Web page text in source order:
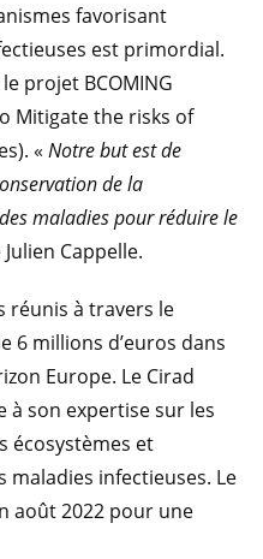
favorisant
est primordial.
projet BCOMING
Mitigate the risks of
« Notre but est de
de la
maladies pour réduire le
Cappelle.
réunis à travers le
6 millions d’euros dans
Europe. Le Cirad
à son expertise sur les
écosystèmes et
infectieuses. Le
août 2022 pour une